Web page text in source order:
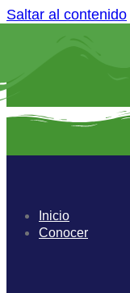
Saltar al contenido
Inicio
Conocer